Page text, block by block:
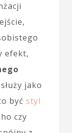
efekt,
jako
być styl
czy